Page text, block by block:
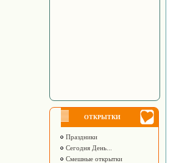
ОТКРЫТКИ
Праздники
Сегодня День...
Смешные открытки